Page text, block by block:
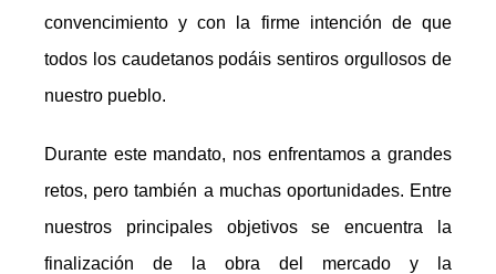
convencimiento y con la firme intención de que
todos los caudetanos podáis sentiros orgullosos de
nuestro pueblo.
Durante este mandato, nos enfrentamos a grandes
retos, pero también a muchas oportunidades. Entre
nuestros principales objetivos se encuentra la
finalización de la obra del mercado y la